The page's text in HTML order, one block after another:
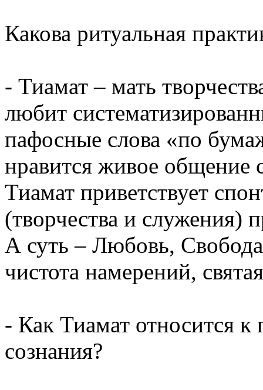
Какова ритуальная
- Тиамат – мать
любит
пафосные слова «по
нравится живое общение
Тиамат приветствует
(творчества и служения)
А суть – Любовь,
чистота намерений,
- Как Тиамат относится
сознания?